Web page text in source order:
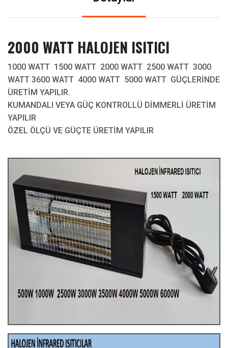
2000 WATT HALOJEN ISITICI
1000 WATT 1500 WATT 2000 WATT 2500 WATT 3000
WATT 3600 WATT 4000 WATT 5000 WATT GÜÇLERİNDE
ÜRETİM YAPILIR.
KUMANDALI VEYA GÜÇ KONTROLLÜ DİMMERLİ ÜRETİM
YAPILIR
ÖZEL ÖLÇÜ VE GÜÇTE ÜRETİM YAPILIR